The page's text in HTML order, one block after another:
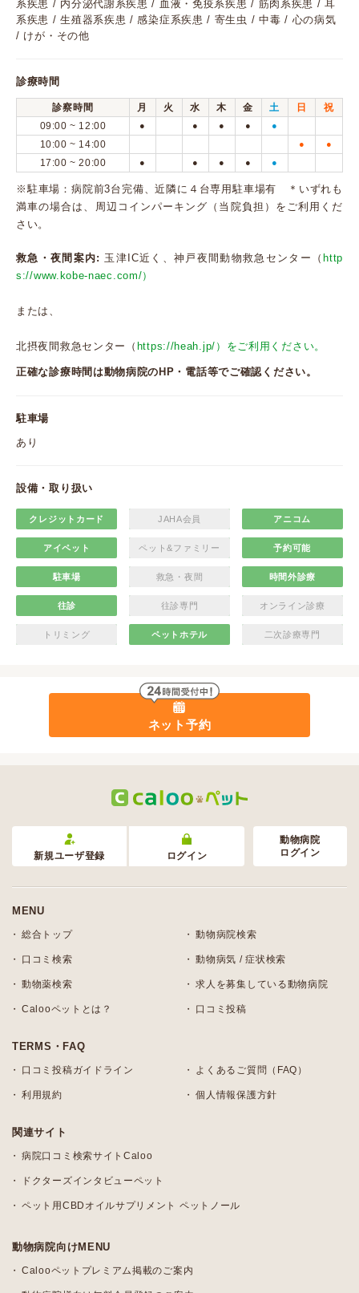
系疾患 / 内分泌代謝系疾患 / 血液・免疫系疾患 / 筋肉系疾患 / 耳
系疾患 / 生殖器系疾患 / 感染症系疾患 / 寄生虫 / 中毒 / 心の病気
/ けが・その他
診療時間
診察時間 月 火 水 木 金 土 日
祝
09:00 ~ 12:00
● ● ● ● ●
10:00 ~ 14:00 ● ●
17:00 ~ 20:00 ● ● ● ● ●
※駐車場：病院前3台完備、近隣に４台専用駐車場有 ＊いずれも
満車の場合は、周辺コインパーキング（当院負担）をご利用くだ
さい。
救急・夜間案内: 玉津IC近く、神戸夜間動物救急センター（ http
s://www.kobe-naec.com/）
または、
北摂夜間救急センター（ https://heah.jp/）をご利用ください。
正確な診療時間は動物病院のHP・電話等でご確認ください。
駐車場
あり
設備・取り扱い
クレジットカード JAHA会員 アニコム
アイペット ペット&ファミリー 予約可能
駐車場 救急・夜間 時間外診療
往診 往診専門 オンライン診療
トリミング ペットホテル 二次診療専門
ネット予約
新規ユーザ登録 ログイン
動物病院
ログイン
MENU
総合トップ 動物病院検索
口コミ検索 動物病気 / 症状検索
動物薬検索 求人を募集している動物病院
Calooペットとは？ 口コミ投稿
TERMS・FAQ
口コミ投稿ガイドライン よくあるご質問（FAQ）
利用規約 個人情報保護方針
関連サイト
病院口コミ検索サイトCaloo
ドクターズインタビューペット
ペット用CBDオイルサプリメント ペットノール
動物病院向けMENU
Calooペットプレミアム掲載のご案内